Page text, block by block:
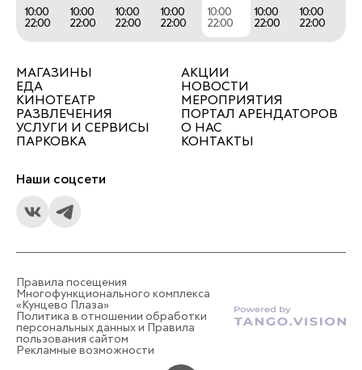
10:00
22:00
10:00
22:00
10:00
22:00
10:00
22:00
10:00
22:00
10:00
22:00
10:00
22:00
МАГАЗИНЫ
ЕДА
КИНОТЕАТР
РАЗВЛЕЧЕНИЯ
УСЛУГИ И СЕРВИСЫ
ПАРКОВКА
АКЦИИ
НОВОСТИ
МЕРОПРИЯТИЯ
ПОРТАЛ АРЕНДАТОРОВ
О НАС
КОНТАКТЫ
Наши соцсети
Правила посещения
Многофункционального комплекса
«Кунцево Плаза»
Политика в отношении обработки
персональных данных и Правила
пользования сайтом
Рекламные возможности